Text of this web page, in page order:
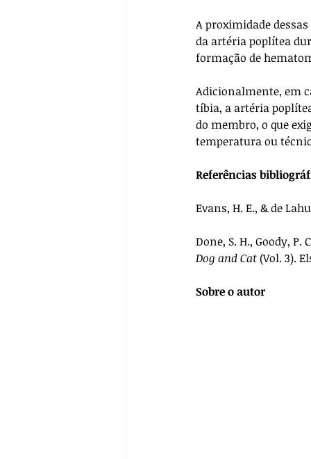
A proximidade
da artéria poplítea
formação de
Adicionalmente, em
tíbia, a artéria
do membro, o que
temperatura ou
Referências
Evans, H. E., & de
Done, S. H., Goody, P.
Dog and Cat (Vol. 3).
Sobre o autor